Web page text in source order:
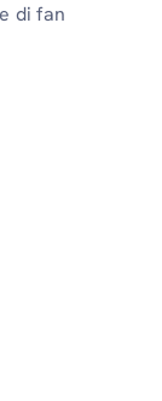
di fan